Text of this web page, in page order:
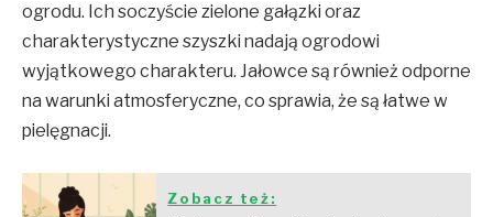
ogrodu. Ich soczyście zielone gałązki oraz
charakterystyczne szyszki nadają ogrodowi
wyjątkowego charakteru. Jałowce są również odporne
na warunki atmosferyczne, co sprawia, że są łatwe w
pielęgnacji.
Zobacz też: